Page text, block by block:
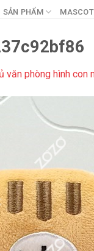
SẢN PHẨM
văn phòng hình con